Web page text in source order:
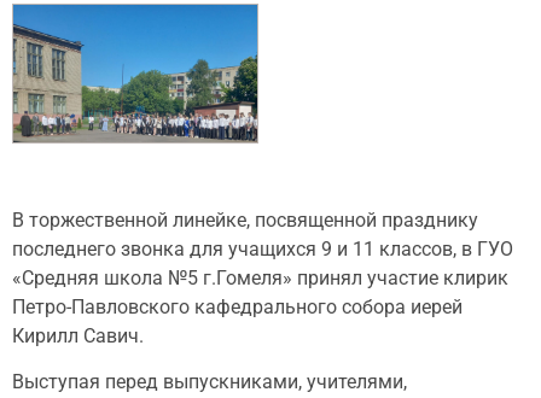
В торжественной линейке, посвященной празднику
последнего звонка для учащихся 9 и 11 классов, в ГУО
«Средняя школа №5 г.Гомеля» принял участие клирик
Петро-Павловского кафедрального собора иерей
Кирилл Савич.
Выступая перед выпускниками, учителями,